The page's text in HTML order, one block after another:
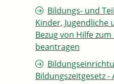
Bildungs- und
Kinder, Jugendliche
Bezug von Hilfe
beantragen
Bildungszeitgesetz